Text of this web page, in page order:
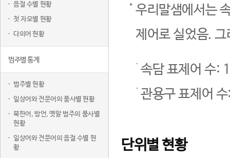
음절 수별 현황
첫 자모별 현황
다의어 현황
범주별 통계
범주별 현황
일상어와 전문어의 품사별 현황
북한어, 방언, 옛말 범주의 품사별
현황
일상어와 전문어의 음절 수별 현
황
우리말샘에서는
제어로 실었음.
속담 표제어 수:
관용구 표제어
단위별 현황